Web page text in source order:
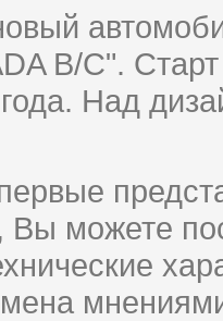
B/C".
Над
Вы можете